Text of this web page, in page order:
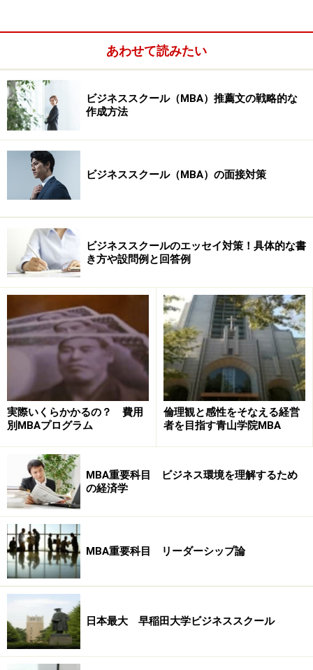
ビジネススクールが提示する設問の意図を掴む
MBAエッセイ設問と回答例：仕事とキャリアを伝える
MBAエッセイ設問と回答例：自分の内面を伝える
MBAエッセイ設問と回答例：リーダーシップを伝える
MBAエッセイ設問と回答例：個人的な経験を伝える
MBAエッセイ設問と回答例：具体的な経営問題を伝える
MBAエッセイ設問と回答例：MBAとキャリアを伝える
MBAエッセイ設問と回答例：MBAプログラムを伝える
ビジネススクールのエッセイを書く上で共通の重要ポイ
ント
ビジネススクールのエッセイの書き方 8つのステップ
ビジネススクールが提示する設問の意図を
掴む
ビジネススクールがエッセーで問うことは大きく2つあ
ることは申しました。2つを明らかにするために、ビジ
ネススクールは一般的に数個の設問を出します。例え
ば、スタンフォード大学ビジネススクールでは4つ、慶
応大学では8つ程度の設問からなります。つまりは、2大
あわせて読みたい
ビジネススクール（MBA）推薦文の戦略的な
作成方法
ビジネススクール（MBA）の面接対策
ビジネススクールのエッセイ対策！具体的な書
き方や設問例と回答例
実際いくらかかるの？ 費用
別MBAプログラム
倫理観と感性をそなえる経営
者を目指す青山学院MBA
MBA重要科目 ビジネス環境を理解するため
の経済学
MBA重要科目 リーダーシップ論
日本最大 早稲田大学ビジネススクール